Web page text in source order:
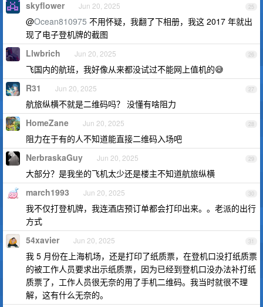
25
skyflower Jun 20, 2025
@Ocean810975 不用怀疑，我翻了下相册，我这 2017 年就出
现了电子登机牌的截图
26
Llwbrich Jun 20, 2025
飞国内的航班，我好像从来都没试过不能网上值机的😅
27
R31 Jun 20, 2025
航旅纵横不就是二维码吗？ 没懂有啥阻力
28
HomeZane Jun 20, 2025
阻力在于有的人不知道能直接二维码入场吧
29
NerbraskaGuy Jun 20, 2025
大部分？是我坐的飞机太少还是楼主不知道航旅纵横
30
march1993 Jun 20, 2025
我不仅打登机牌，我连酒店预订单都会打印出来。。老派的出行
方式
31
54xavier Jun 20, 2025
我 5 月份在上海机场，还是打印了纸质票，在登机口没打纸质票
的被工作人员要求出示纸质票，因为已经到登机口没办法补打纸
质票了，工作人员很无奈的用了手机二维码。我当时就很不理
解，这有什么无奈的。